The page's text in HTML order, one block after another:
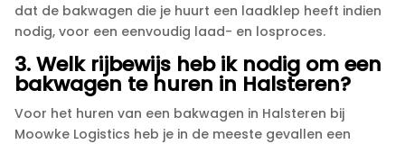
dat de bakwagen die je huurt een laadklep heeft indien
nodig, voor een eenvoudig laad- en losproces.​
3.​ Welk rijbewijs heb ik nodig om een
bakwagen te huren in Halsteren?
Voor het huren van een bakwagen in Halsteren bij
Moowke Logistics heb je in de meeste gevallen een